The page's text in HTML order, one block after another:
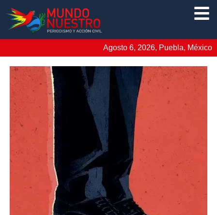
Agosto 6, 2026, Puebla, México